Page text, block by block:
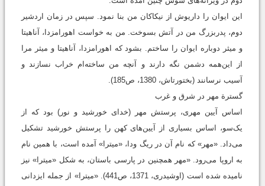
این ایوان را داریوش از نیکاکان من بنا نمود. سپس در زمان اردشیر
دوم، پدربزرگ من در آتش بسوخت. من به خواست اهورامزدا، آناهیتا
و میثر دوباره ایوان را ساختم. بشود که اهورامزدا، آناهیتا و میثر مرا
از این‌همه دشمن نگه دارند و آنچه من ساخته‌ام خراب نسازند و
آسیب نرسانند (بختورتاش، 1380، ص185).
گسترة مهر در شرق و غرب
اساس آیین مهری، پرستش مهر (خدای خورشید و نور) بود که از
يک‌سو، اساس بسیاری از آیین‌های کهن را پرستش خورشید تشکیل
می‌داد. «مهر» که نام آن در ریگ ودا، «میترا» آمده است، با همین نام
به اروپا می‌رود. «مهر همچنین در پارسی باستان، به شکل «میترا» نیز
نامیده شده است (اوشیدری، 1371، ص441). «میترا» از جمله ایزدانی